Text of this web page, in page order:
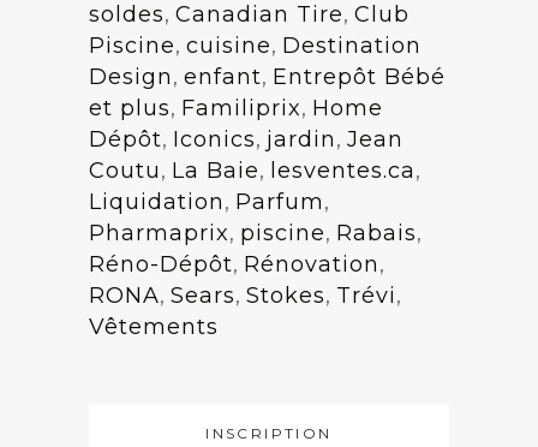
soldes, Canadian Tire, Club
Piscine, cuisine, Destination
Design, enfant, Entrepôt Bébé
et plus, Familiprix, Home
Dépôt, Iconics, jardin, Jean
Coutu, La Baie, lesventes.ca,
Liquidation, Parfum,
Pharmaprix, piscine, Rabais,
Réno-Dépôt, Rénovation,
RONA, Sears, Stokes, Trévi,
Vêtements
INSCRIPTION